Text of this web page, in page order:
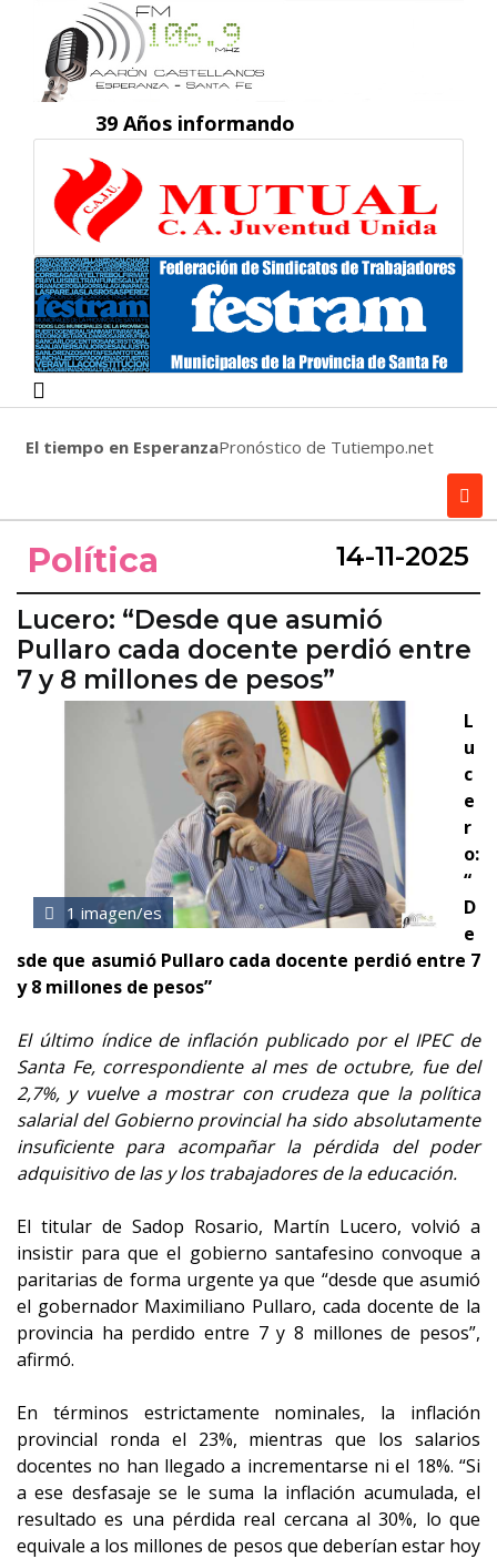
39 Años informando
El tiempo en EsperanzaPronóstico de Tutiempo.net
Política 14-11-2025
Lucero: “Desde que asumió
Pullaro cada docente perdió entre
7 y 8 millones de pesos”
1 imagen/es
L
u
c
e
r
o:
“
D
e
sde que asumió Pullaro cada docente perdió entre 7
y 8 millones de pesos”
El último índice de inflación publicado por el IPEC de
Santa Fe, correspondiente al mes de octubre, fue del
2,7%, y vuelve a mostrar con crudeza que la política
salarial del Gobierno provincial ha sido absolutamente
insuficiente para acompañar la pérdida del poder
adquisitivo de las y los trabajadores de la educación.
El titular de Sadop Rosario, Martín Lucero, volvió a
insistir para que el gobierno santafesino convoque a
paritarias de forma urgente ya que “desde que asumió
el gobernador Maximiliano Pullaro, cada docente de la
provincia ha perdido entre 7 y 8 millones de pesos”,
afirmó.
En términos estrictamente nominales, la inflación
provincial ronda el 23%, mientras que los salarios
docentes no han llegado a incrementarse ni el 18%. “Si
a ese desfasaje se le suma la inflación acumulada, el
resultado es una pérdida real cercana al 30%, lo que
equivale a los millones de pesos que deberían estar hoy